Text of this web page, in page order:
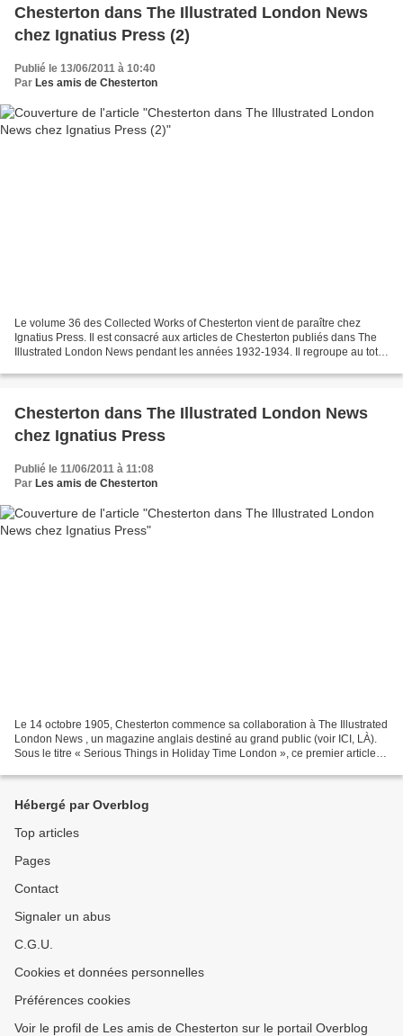
Chesterton dans The Illustrated London News
chez Ignatius Press (2)
Publié le 13/06/2011 à 10:40
Par Les amis de Chesterton
Le volume 36 des Collected Works of Chesterton vient de paraître chez
Ignatius Press. Il est consacré aux articles de Chesterton publiés dans The
Illustrated London News pendant les années 1932-1934. Il regroupe au total
Chesterton dans The Illustrated London News
chez Ignatius Press
Publié le 11/06/2011 à 11:08
Par Les amis de Chesterton
Le 14 octobre 1905, Chesterton commence sa collaboration à The Illustrated
London News , un magazine anglais destiné au grand public (voir ICI, LÀ).
Sous le titre « Serious Things in Holiday Time London », ce premier article
Hébergé par Overblog
Top articles
Pages
Contact
Signaler un abus
C.G.U.
Cookies et données personnelles
Préférences cookies
Voir le profil de Les amis de Chesterton sur le portail Overblog